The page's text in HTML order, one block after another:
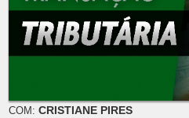
COM: CRISTIANE PIRES